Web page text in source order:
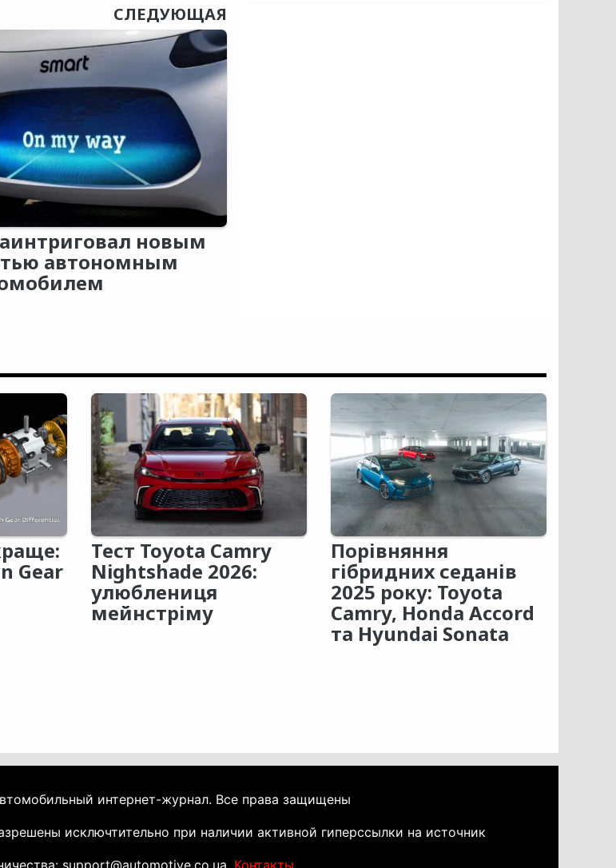
СЛЕДУЮЩАЯ
новым
автономным
Gear
Тест Toyota Camry
Nightshade 2026:
улюблениця
мейнстріму
Порівняння
гібридних седанів
2025 року: Toyota
Camry, Honda Accord
та Hyundai Sonata
интернет-журнал. Все права защищены
исключтительно при наличии активной гиперссылки на источник